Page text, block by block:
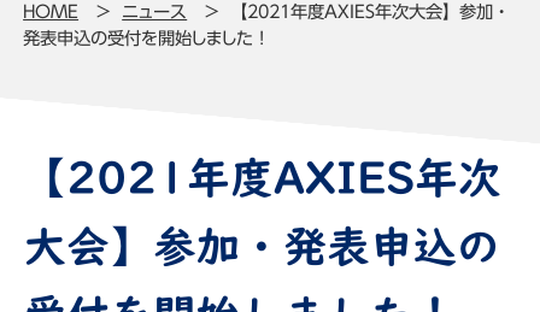
HOME ニュース
【2021年度AXIES年次大会】参加・
発表申込の受付を開始しました！
【2021年度AXIES年次
大会】参加・発表申込の